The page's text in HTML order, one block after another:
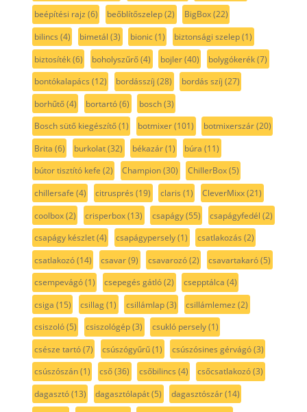
beépítési rajz (6) beőblítőszelep(2) BigBox(22)
bilincs (4) bimetál (3) bionic(1) biztonsági szelep(1)
biztosíték(6) boholyszűrő(4) bojler(40) bolygókerék(7)
bontókalapács (12) bordásszíj (28) bordás szíj (27)
borhűtő(4) bortartó(6) bosch(3)
Bosch sütő kiegészítő(1) botmixer(101) botmixerszár(20)
Brita (6) burkolat(32) békazár(1) búra (11)
bútor tisztító kefe (2) Champion(30) ChillerBox(5)
chillersafe (4) citrusprés (19) claris (1) CleverMixx(21)
coolbox(2) crisperbox(13) csapágy(55) csapágyfedél (2)
csapágy készlet(4) csapágypersely(1) csatlakozás (2)
csatlakozó(14) csavar(9) csavarozó(2) csavartakaró(5)
csempevágó(1) csepegés gátló(2) csepptálca (4)
csiga (15) csillag(1) csillámlap(3) csillámlemez (2)
csiszoló(5) csiszológép(3) csukló persely(1)
csésze tartó(7) csúszógyűrű(1) csúszósines gérvágó(3)
csúszószán(1) cső(36) csőbilincs (4) csőcsatlakozó(3)
dagasztó(13) dagasztólapát(5) dagasztószár(14)